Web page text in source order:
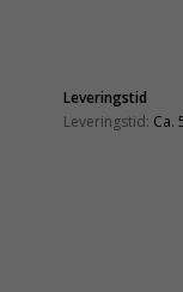
Leveringstid
Leveringstid: Ca.